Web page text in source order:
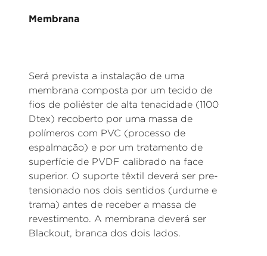
Membrana
Será prevista a instalação de uma
membrana composta por um tecido de
fios de poliéster de alta tenacidade (1100
Dtex) recoberto por uma massa de
polímeros com PVC (processo de
espalmação) e por um tratamento de
superfície de PVDF calibrado na face
superior. O suporte têxtil deverá ser pre-
tensionado nos dois sentidos (urdume e
trama) antes de receber a massa de
revestimento. A membrana deverá ser
Blackout, branca dos dois lados.